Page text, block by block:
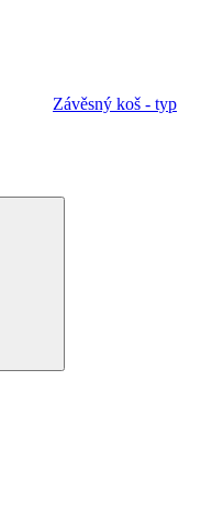
Závěsný koš - typ